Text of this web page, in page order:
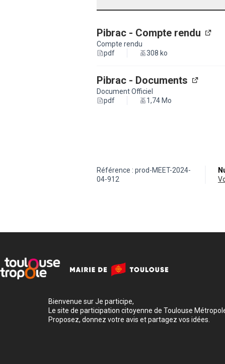
Pibrac - Compte rendu
Compte rendu
pdf
308 ko
Pibrac - Documents
Document Officiel
pdf
1,74 Mo
Référence : prod-MEET-2024-
04-912
Bienvenue sur Je participe,
Le site de participation citoyenne de Toulouse
Proposez, donnez votre avis et partagez vos idées.